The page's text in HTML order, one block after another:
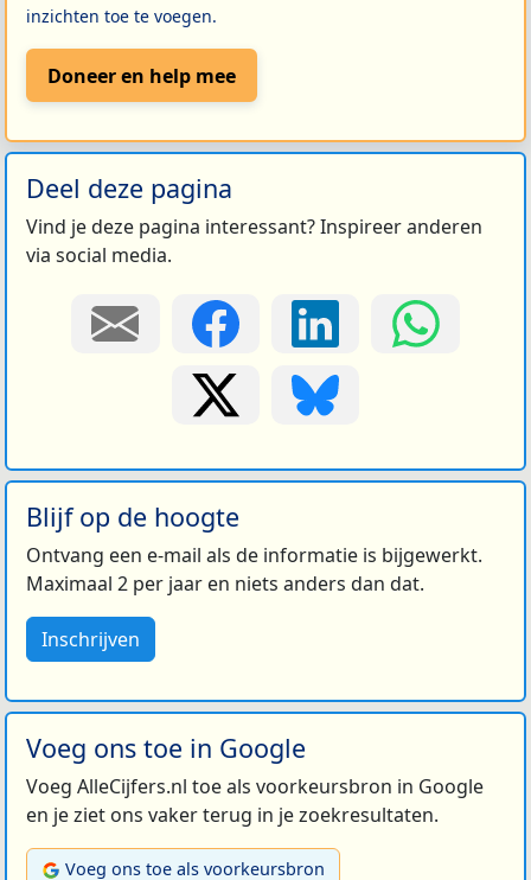
inzichten toe te voegen.
Doneer en help mee
Deel deze pagina
Vind je deze pagina interessant? Inspireer anderen
via social media.
Blijf op de hoogte
Ontvang een e-mail als de informatie is bijgewerkt.
Maximaal 2 per jaar en niets anders dan dat.
Inschrijven
Voeg ons toe in Google
Voeg AlleCijfers.nl toe als voorkeursbron in Google
en je ziet ons vaker terug in je zoekresultaten.
Voeg ons toe als voorkeursbron